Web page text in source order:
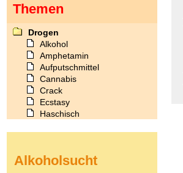
Themen
Drogen
Alkohol
Amphetamin
Aufputschmittel
Cannabis
Crack
Ecstasy
Haschisch
Kokain
Alkoholsucht